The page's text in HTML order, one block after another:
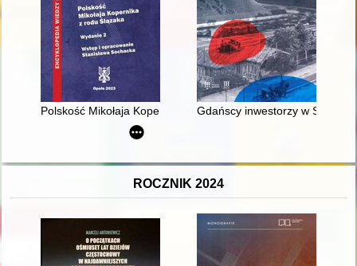
Polskość Mikołaja Kopernika z rodu Ślązaka
Gdańscy inwestorzy w
ROCZNIK 2024